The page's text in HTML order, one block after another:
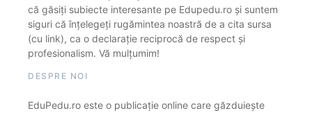
că găsiți subiecte interesante pe Edupedu.ro și suntem
siguri că înțelegeți rugămintea noastră de a cita sursa
(cu link), ca o declarație reciprocă de respect și
profesionalism. Vă mulțumim!
DESPRE NOI
EduPedu.ro este o publicație online care găzduiește